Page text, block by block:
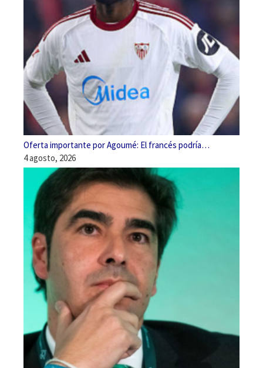
Oferta importante por Agoumé: El francés podría…
4 agosto, 2026